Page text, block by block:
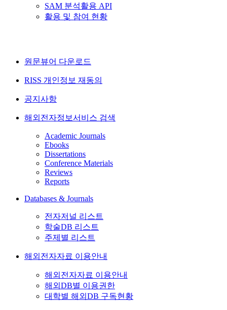
SAM 분석활용 API
활용 및 참여 현황
원문뷰어 다운로드
RISS 개인정보 재동의
공지사항
해외전자정보서비스 검색
Academic Journals
Ebooks
Dissertations
Conference Materials
Reviews
Reports
Databases & Journals
전자저널 리스트
학술DB 리스트
주제별 리스트
해외전자자료 이용안내
해외전자자료 이용안내
해외DB별 이용권한
대학별 해외DB 구독현황